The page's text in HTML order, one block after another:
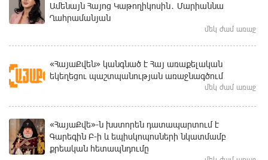
Ամենայն Հայոց Կաթողիկոսին․ Մարիաննա
Ղահրամանյան
մեկ ժամ առաջ
«ՀայաՔվեն» կանգնած է Հայ առաքելական
եկեղեցու պաշտպանության առաջնագծում
մեկ ժամ առաջ
«ՀայաՔվե»-ն խստորեն դատապարտում է
Գարեգին Բ-ի և եպիսկոպոսների նկատմամբ
քրեական հետապնդումը